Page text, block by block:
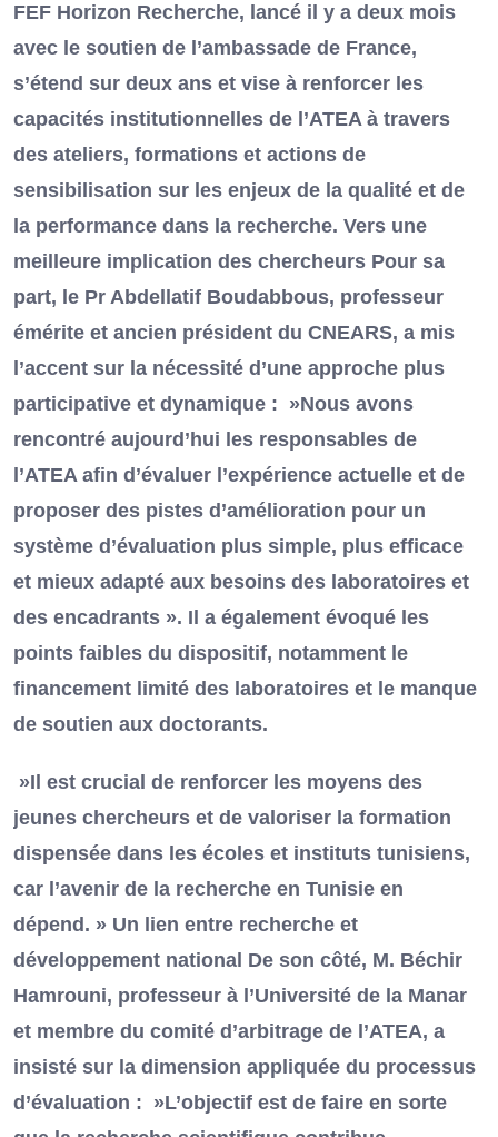
FEF Horizon Recherche, lancé il y a deux mois
avec le soutien de l’ambassade de France,
s’étend sur deux ans et vise à renforcer les
capacités institutionnelles de l’ATEA à travers
des ateliers, formations et actions de
sensibilisation sur les enjeux de la qualité et de
la performance dans la recherche. Vers une
meilleure implication des chercheurs Pour sa
part, le Pr Abdellatif Boudabbous, professeur
émérite et ancien président du CNEARS, a mis
l’accent sur la nécessité d’une approche plus
participative et dynamique : »Nous avons
rencontré aujourd’hui les responsables de
l’ATEA afin d’évaluer l’expérience actuelle et de
proposer des pistes d’amélioration pour un
système d’évaluation plus simple, plus efficace
et mieux adapté aux besoins des laboratoires et
des encadrants ». Il a également évoqué les
points faibles du dispositif, notamment le
financement limité des laboratoires et le manque
de soutien aux doctorants.
»Il est crucial de renforcer les moyens des
jeunes chercheurs et de valoriser la formation
dispensée dans les écoles et instituts tunisiens,
car l’avenir de la recherche en Tunisie en
dépend. » Un lien entre recherche et
développement national De son côté, M. Béchir
Hamrouni, professeur à l’Université de la Manar
et membre du comité d’arbitrage de l’ATEA, a
insisté sur la dimension appliquée du processus
d’évaluation : »L’objectif est de faire en sorte